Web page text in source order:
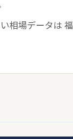
相場データは 福